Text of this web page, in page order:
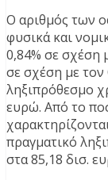
Ο αριθμός των
φυσικά και
0,84% σε σχέση
σε σχέση με
ληξιπρόθεσμο
ευρώ. Από το
πραγματικό
στα 85,18 δισ.